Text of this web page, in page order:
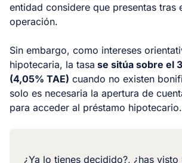
entidad considere que presentas tras
operación.
Sin embargo, como intereses
hipotecaria, la tasa se sitúa sobre el
(4,05% TAE) cuando no existen
solo es necesaria la apertura de
para acceder al préstamo hipotecario.
¿Ya lo tienes decidido?, ¿has visto